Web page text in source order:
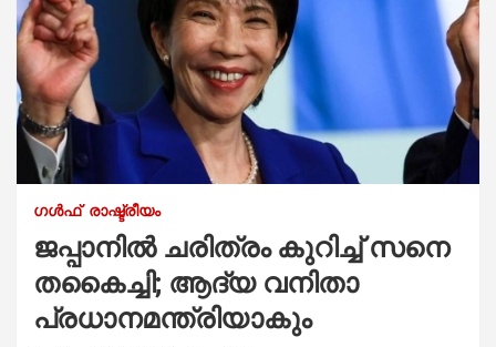
ഗൾഫ് രാഷ്ട്രീയം
ജപ്പാനില്‍ ചരിത്രം കുറിച്ച് സനെ
തകൈച്ചി; ആദ്യ വനിതാ
പ്രധാനമന്ത്രിയാകും